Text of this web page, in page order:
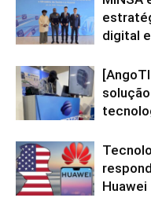
digital
Huawei